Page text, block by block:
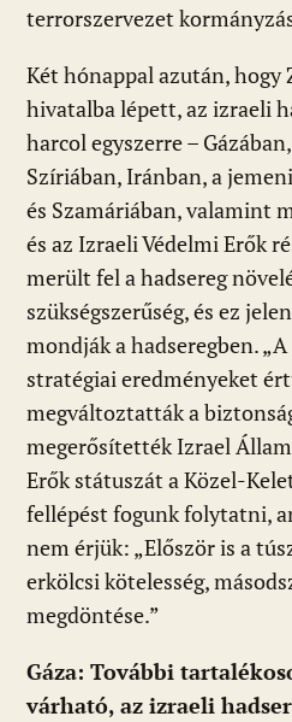
terrorszervezet
Két hónappal azután,
hivatalba lépett, az izraeli
harcol egyszerre –
Szíriában, Iránban, a
és Szamáriában, valamint
és az Izraeli Védelmi Erők
merült fel a hadsereg
szükségszerűség, és ez
mondják a hadseregben.
stratégiai eredményeket
megváltoztatták a
megerősítették Izrael
Erők státuszát a Közel-
fellépést fogunk folytatni,
nem érjük: „Először is a
erkölcsi kötelesség,
megdöntése.”
Gáza: További
várható, az izraeli